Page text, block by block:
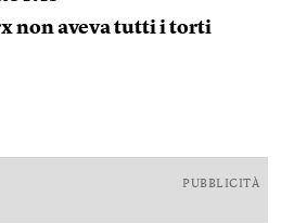
non aveva tutti i torti
PUBBLICITÀ